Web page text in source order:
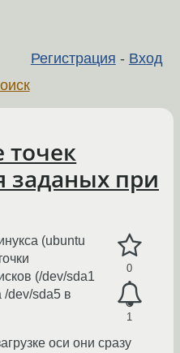
Регистрация - Вход
заданых при
0
1
(ubuntu
(/dev/sda1
/dev/sda5 в
оси они сразу